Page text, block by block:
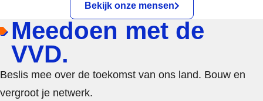
Bekijk onze mensen
Meedoen met de
VVD.
Beslis mee over de toekomst van ons land. Bouw en
vergroot je netwerk.